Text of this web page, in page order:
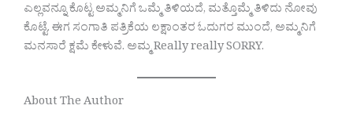
ಎಲ್ಲವನ್ನೂ ಕೊಟ್ಟ ಅಮ್ಮನಿಗೆ ಒಮ್ಮೆ ತಿಳಿಯದೆ, ಮತ್ತೊಮ್ಮೆ ತಿಳಿದು ನೋವು
ಕೊಟ್ಟೆ. ಈಗ ಸಂಗಾತಿ ಪತ್ರಿಕೆಯ ಲಕ್ಷಾಂತರ ಓದುಗರ ಮುಂದೆ, ಅಮ್ಮನಿಗೆ
ಮನಸಾರೆ ಕ್ಷಮೆ ಕೇಳುವೆ. ಅಮ್ಮ Really really SORRY.
About The Author